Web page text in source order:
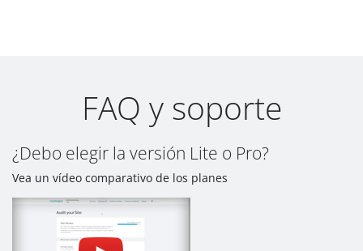
FAQ y soporte
¿Debo elegir la versión Lite o Pro?
Vea un vídeo comparativo de los planes